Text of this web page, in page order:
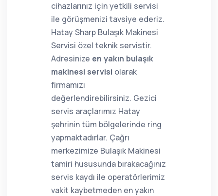
cihazlarınız için yetkili servisi
ile görüşmenizi tavsiye ederiz.
Hatay Sharp Bulaşık Makinesi
Servisi özel teknik servistir.
Adresinize en yakın bulaşık
makinesi servisi olarak
firmamızı
değerlendirebilirsiniz. Gezici
servis araçlarımız Hatay
şehrinin tüm bölgelerinde ring
yapmaktadırlar. Çağrı
merkezimize Bulaşık Makinesi
tamiri hususunda bırakacağınız
servis kaydı ile operatörlerimiz
vakit kaybetmeden en yakın